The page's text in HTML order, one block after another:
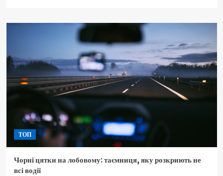
ТОП
Чорні цятки на лобовому: таємниця, яку розкриють не
всі водії